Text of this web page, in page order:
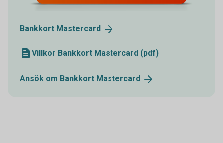
Bankkort Mastercard
Villkor Bankkort Mastercard (pdf)
Ansök om Bankkort Mastercard